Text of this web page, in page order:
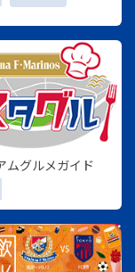
ムグルメガイド